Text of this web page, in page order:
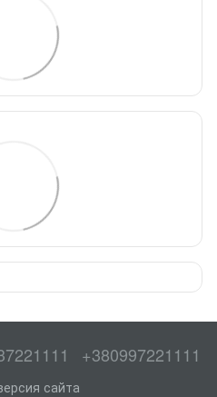
+380997221111
сайта